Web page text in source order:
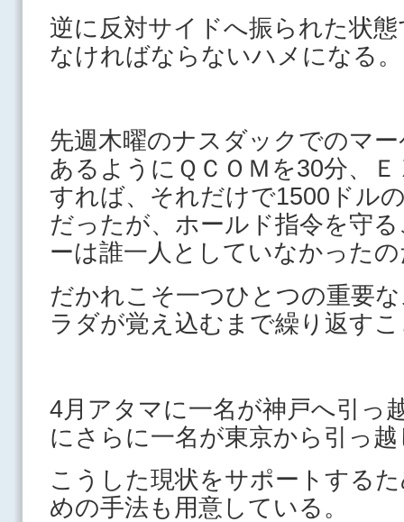
逆に反対サイドへ振られた状
なければならないハメになる。
先週木曜のナスダックでのマ
あるようにＱＣＯＭを30分、
すれば、それだけで1500ドル
だったが、ホールド指令を守
ーは誰一人としていなかった
だかれこそ一つひとつの重要
ラダが覚え込むまで繰り返す
4月アタマに一名が神戸へ引っ
にさらに一名が東京から引っ
こうした現状をサポートする
めの手法も用意している。